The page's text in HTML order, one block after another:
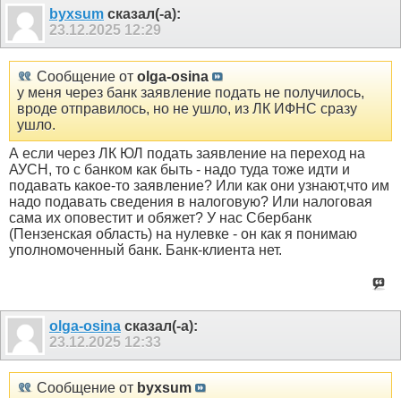
byxsum сказал(-а):
23.12.2025 12:29
Сообщение от olga-osina
у меня через банк заявление подать не получилось,
вроде отправилось, но не ушло, из ЛК ИФНС сразу
ушло.
А если через ЛК ЮЛ подать заявление на переход на
АУСН, то с банком как быть - надо туда тоже идти и
подавать какое-то заявление? Или как они узнают,что им
надо подавать сведения в налоговую? Или налоговая
сама их оповестит и обяжет? У нас Сбербанк
(Пензенская область) на нулевке - он как я понимаю
уполномоченный банк. Банк-клиента нет.
olga-osina сказал(-а):
23.12.2025 12:33
Сообщение от byxsum